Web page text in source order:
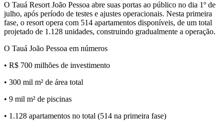
O Tauá Resort João Pessoa abre suas portas ao público no dia 1º de
julho, após período de testes e ajustes operacionais. Nesta primeira
fase, o resort opera com 514 apartamentos disponíveis, de um total
projetado de 1.128 unidades, construindo gradualmente a operação.
O Tauá João Pessoa em números
• R$ 700 milhões de investimento
• 300 mil m² de área total
• 9 mil m² de piscinas
• 1.128 apartamentos no total (514 na primeira fase)